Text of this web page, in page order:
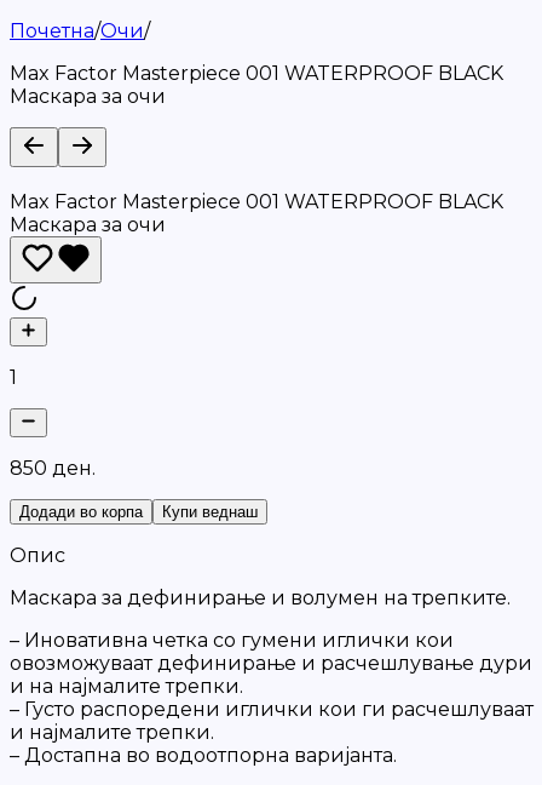
Почетна/Очи/
Max Factor Masterpiece 001 WATERPROOF BLACK
Маскара за очи
Max Factor Masterpiece 001 WATERPROOF BLACK
Маскара за очи
1
850 ден.
Додади во корпа Купи веднаш
Опис
Маскара за дефинирање и волумен на трепките.
– Иновативна четка со гумени иглички кои
овозможуваат дефинирање и расчешлување дури
и на најмалите трепки.
– Густо распоредени иглички кои ги расчешлуваат
и најмалите трепки.
– Достапна во водоотпорна варијанта.